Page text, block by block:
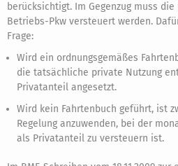
berücksichtigt. Im Gegenzug muss
Betriebs-Pkw versteuert werden.
Frage:
Wird ein ordnungsgemäßes
die tatsächliche private Nutzung
Privatanteil angesetzt.
Wird kein Fahrtenbuch geführt, ist
Regelung anzuwenden, bei der
als Privatanteil zu versteuern ist.